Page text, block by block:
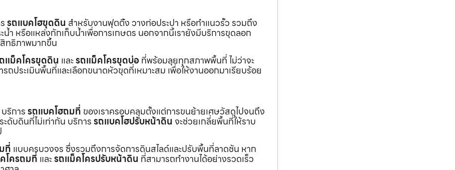
รถแบคโฮขุดดิน สำหรับงานฟุตติ้ง วางท่อประปา หรือทำแนวรั้ว รวมถึง
น้ำ หรือแหล่งกักเก็บน้ำเพื่อการเกษตร นอกจากนี้เรายังมีบริการขุดลอก
ทธิภาพมากขึ้น
แม็คโครขุดดิน และรถแม็คโครขุดบ่อที่พร้อมลุยทุกสภาพพื้นที่ ไม่ว่าจะ
ประเมินพื้นที่และเลือกขนาดหัวขุดที่เหมาะสม เพื่อให้งานออกมาเรียบร้อย
ริการรถแบคโฮถมที่ ของเราครอบคลุมตั้งแต่การขนย้ายเศษวัสดุไปจนถึง
ดับดินที่ไม่เท่ากัน บริการรถแบคโฮปรับหน้าดินจะช่วยเกลี่ยพื้นที่ให้ราบ
ที่ แบบครบวงจร ซึ่งรวมถึงการจัดการดินสไลด์และปรับพื้นที่ลาดชัน หาก
โครถมที่ และรถแม็คโครปรับหน้าดิน ที่สามารถทำงานได้อย่างรวดเร็ว